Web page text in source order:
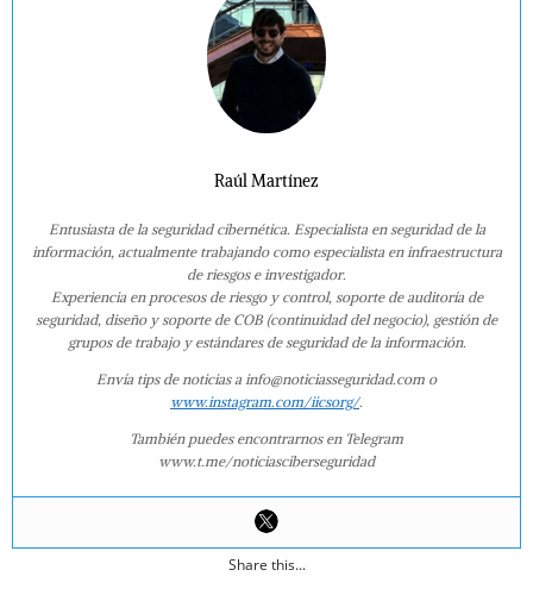
Raúl Martínez
Entusiasta de la seguridad cibernética. Especialista en seguridad de la
información, actualmente trabajando como especialista en infraestructura
de riesgos e investigador.
Experiencia en procesos de riesgo y control, soporte de auditoría de
seguridad, diseño y soporte de COB (continuidad del negocio), gestión de
grupos de trabajo y estándares de seguridad de la información.
Envía tips de noticias a info@noticiasseguridad.com o
www.instagram.com/iicsorg/.
También puedes encontrarnos en Telegram
www.t.me/noticiasciberseguridad
Share this...